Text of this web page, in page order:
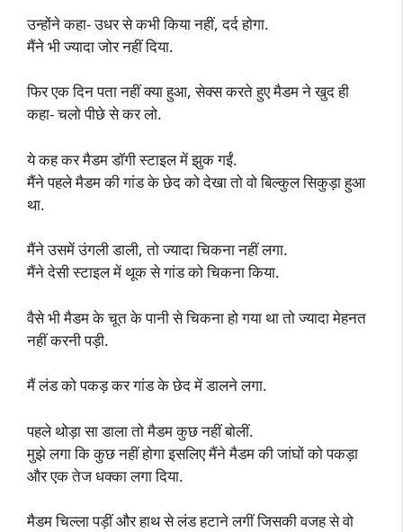
उन्होंने कहा- उधर से कभी किया नहीं, दर्द होगा.
मैंने भी ज्यादा जोर नहीं दिया.
फिर एक दिन पता नहीं क्या हुआ, सेक्स करते हुए मैडम ने खुद ही
कहा- चलो पीछे से कर लो.
ये कह कर मैडम डॉगी स्टाइल में झुक गईं.
मैंने पहले मैडम की गांड के छेद को देखा तो वो बिल्कुल सिकुड़ा हुआ
था.
मैंने उसमें उंगली डाली, तो ज्यादा चिकना नहीं लगा.
मैंने देसी स्टाइल में थूक से गांड को चिकना किया.
वैसे भी मैडम के चूत के पानी से चिकना हो गया था तो ज्यादा मेहनत
नहीं करनी पड़ी.
मैं लंड को पकड़ कर गांड के छेद में डालने लगा.
पहले थोड़ा सा डाला तो मैडम कुछ नहीं बोलीं.
मुझे लगा कि कुछ नहीं होगा इसलिए मैंने मैडम की जांघों को पकड़ा
और एक तेज धक्का लगा दिया.
मैडम चिल्ला पड़ीं और हाथ से लंड हटाने लगीं जिसकी वजह से वो